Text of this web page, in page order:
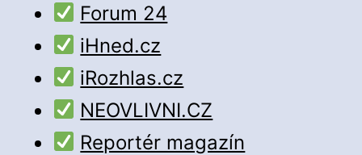
Forum 24
iHned.cz
iRozhlas.cz
NEOVLIVNI.CZ
Reportér magazín